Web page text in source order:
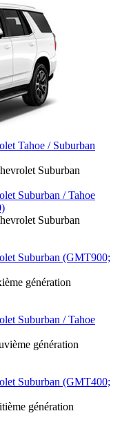
Tahoe / Suburban
Suburban
Suburban / Tahoe
Suburban
Suburban (GMT900;
génération
Suburban / Tahoe
génération
Suburban (GMT400;
génération